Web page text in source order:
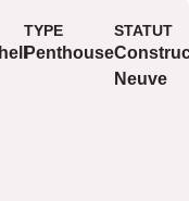
TYPE
Penthouse
STATUT
Neuve